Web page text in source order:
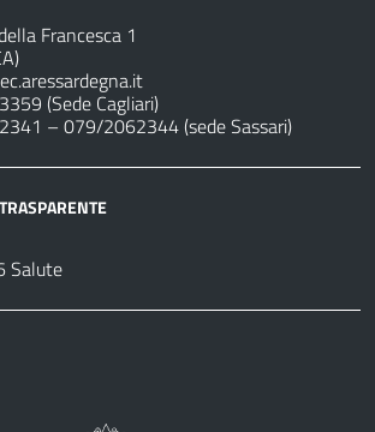
Francesca 1
(Sede Cagliari)
– 079/2062344 (sede Sassari)
Salute